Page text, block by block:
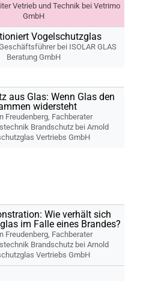
Vetrieb und Technik bei Vetrimo
GmbH
Vogelschutzglas
bei ISOLAR GLAS
Beratung GmbH
aus Glas: Wenn Glas den
widersteht
Freudenberg, Fachberater
Brandschutz bei Arnold
Vertriebs GmbH
Wie verhält sich
im Falle eines Brandes?
Freudenberg, Fachberater
Brandschutz bei Arnold
Vertriebs GmbH